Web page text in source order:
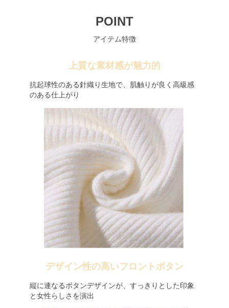
POINT
アイテム特徴
上質な素材感が魅力的
抗起球性のある針織り生地で、肌触りが良く高級感
のある仕上がり
デザイン性の高いフロントボタン
縦に連なるボタンデザインが、すっきりとした印象
と女性らしさを演出